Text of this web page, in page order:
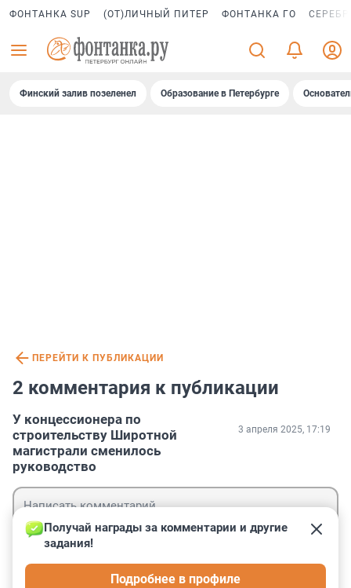
ФОНТАНКА SUP (ОТ)ЛИЧНЫЙ ПИТЕР ФОНТАНКА ГО
Финский залив позеленел Образование в Петербурге
ПЕРЕЙТИ К ПУБЛИКАЦИИ
2 комментария к публикации
У концессионера по
строительству Широтной
магистрали сменилось
руководство
3 апреля 2025, 17:19
Получай награды за комментарии и другие
задания!
Подробнее в профиле